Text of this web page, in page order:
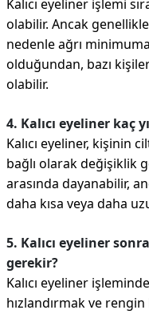
Kalıcı eyeliner işlemi
olabilir. Ancak
nedenle ağrı
olduğundan, bazı
olabilir.
4. Kalıcı eyeliner kaç
Kalıcı eyeliner, kişinin
bağlı olarak değişiklik
arasında dayanabilir,
daha kısa veya daha
5. Kalıcı eyeliner
gerekir?
Kalıcı eyeliner
hızlandırmak ve rengin